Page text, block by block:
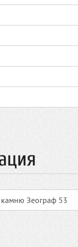
Зеограф 53